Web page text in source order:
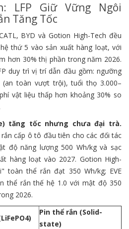
LFP Giữ Vững Ngôi
Tăng Tốc
BYD và Gotion High-Tech đều
thứ 5 vào sản xuất hàng loạt, với
hơn 30% thị phần trong năm 2026.
duy trì vị trí dẫn đầu gồm: ngưỡng
(an toàn vượt trội), tuổi thọ 3.000–
vật liệu thấp hơn khoảng 30% so
tăng tốc nhưng chưa đại trà.
cấp ô tô đầu tiên cho các đối tác
độ năng lượng 500 Wh/kg và sạc
hàng loạt vào 2027. Gotion High-
toàn thể rắn đạt 350 Wh/kg; EVE
thể rắn thế hệ 1.0 với mật độ 350
2026.
Pin thể rắn (Solid-
state)